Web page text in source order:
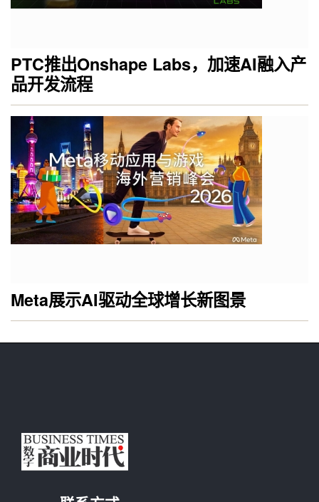
PTC推出Onshape Labs，加速AI融入产
品开发流程
Meta展示AI驱动全球增长新图景